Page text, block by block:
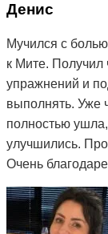
Денис
Мучился с
к Мите. Получил
упражнений и
выполнять. Уже
полностью
улучшились.
Очень